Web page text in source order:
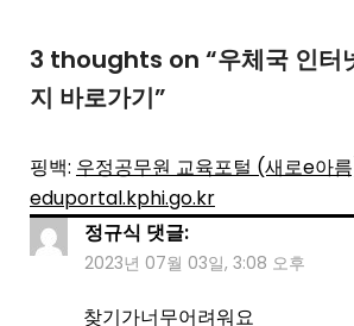
3 thoughts on “우체국 인터
지 바로가기”
핑백: 우정공무원 교육포털 (새로e아
eduportal.kphi.go.kr
정규식 댓글:
2023년 07월 03일, 3:08 오후
찾기가너무어려워요